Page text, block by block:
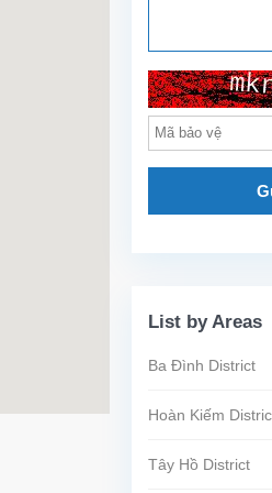
List by Areas
Ba Đình District
Hoàn Kiếm
Tây Hồ District